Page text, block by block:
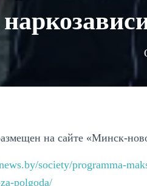
на сайте «Минск-
society/programma-
polgoda/